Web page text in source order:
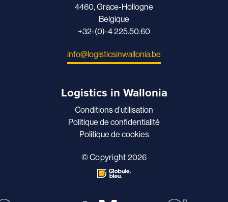
4460, Grace-Hollogne
Belgique
+32-(0)-4 225.50.60
info@logisticsinwallonia.be
Logistics in Wallonia
Conditions d’utilisation
Politique de confidentialité
Politique de cookies
© Copyright 2026